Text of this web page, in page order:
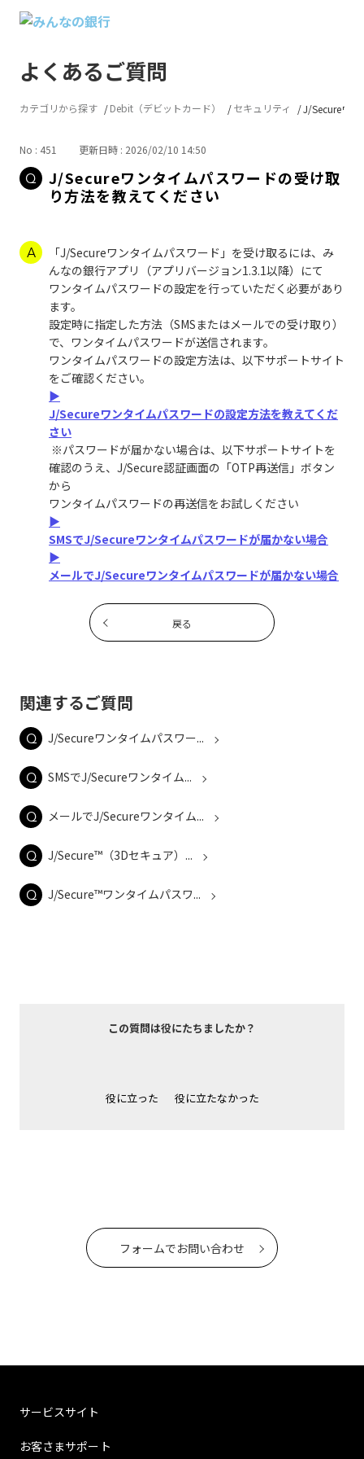
よくあるご質問
カテゴリから探す Debit（デビットカード） セキュリティ J/Secureワン
No : 451 更新日時 : 2026/02/10 14:50
J/Secureワンタイムパスワードの受け取
り方法を教えてください
「J/Secureワンタイムパスワード」を受け取るには、み
んなの銀行アプリ（アプリバージョン1.3.1以降）にて
ワンタイムパスワードの設定を行っていただく必要があり
ます。
設定時に指定した方法（SMSまたはメールでの受け取り）
で、ワンタイムパスワードが送信されます。
ワンタイムパスワードの設定方法は、以下サポートサイト
をご確認ください。
▶
J/Secureワンタイムパスワードの設定方法を教えてくだ
さい
※パスワードが届かない場合は、以下サポートサイトを
確認のうえ、J/Secure認証画面の「OTP再送信」ボタン
から
ワンタイムパスワードの再送信をお試しください
▶
SMSでJ/Secureワンタイムパスワードが届かない場合
▶
メールでJ/Secureワンタイムパスワードが届かない場合
戻る
関連するご質問
J/Secureワンタイムパスワー...
SMSでJ/Secureワンタイム...
メールでJ/Secureワンタイム...
J/Secure™（3Dセキュア）...
J/Secure™ワンタイムパスワ...
この質問は役にたちましたか？
役に立った 役に立たなかった
フォームでお問い合わせ
サービスサイト
お客さまサポート